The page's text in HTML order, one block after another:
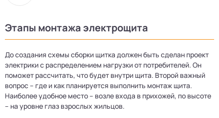
Этапы монтажа электрощита
До создания схемы сборки щитка должен быть сделан проект
электрики с распределением нагрузки от потребителей. Он
поможет рассчитать, что будет внутри щита. Второй важный
вопрос – где и как планируется выполнить монтаж щита.
Наиболее удобное место – возле входа в прихожей, по высоте
– на уровне глаз взрослых жильцов.